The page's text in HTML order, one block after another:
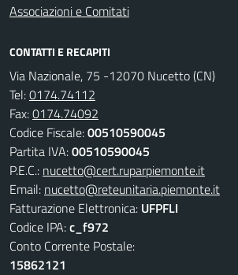
Associazioni e Comitati
CONTATTI E RECAPITI
Via Nazionale, 75 -12070 Nucetto (CN)
Tel:0174.74112
Fax:0174.74092
Codice Fiscale:00510590045
Partita IVA:00510590045
P.E.C.: nucetto@cert.ruparpiemonte.it
Email: nucetto@reteunitaria.piemonte.it
Fatturazione Elettronica: UFPFLI
Codice IPA:c_f972
Conto Corrente Postale:
15862121